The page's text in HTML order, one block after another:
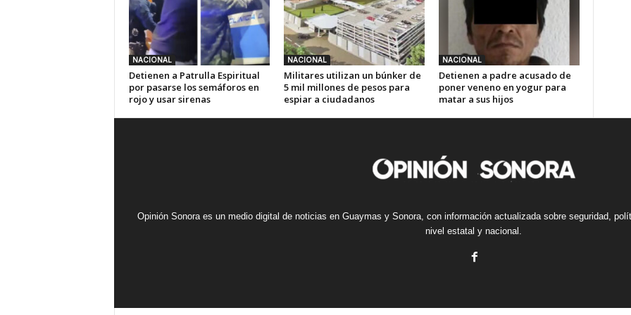
NACIONAL
Detienen a Patrulla Espiritual
por pasarse los semáforos en
rojo y usar sirenas
NACIONAL
Militares utilizan un búnker de
5 mil millones de pesos para
espiar a ciudadanos
NACIONAL
Detienen a padre acusado de
poner veneno en yogur para
matar a sus hijos
Opinión Sonora es un medio digital de noticias en Guaymas y Sonora, con información actualizada sobre seguridad,
nivel estatal y nacional.